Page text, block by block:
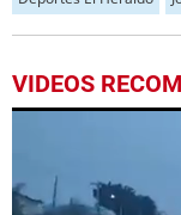
VIDEOS